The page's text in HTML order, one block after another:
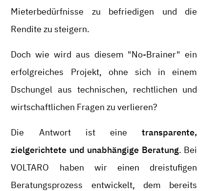
Mieterbedürfnisse zu befriedigen und die
Rendite zu steigern.
Doch wie wird aus diesem "No-Brainer" ein
erfolgreiches Projekt, ohne sich in einem
Dschungel aus technischen, rechtlichen und
wirtschaftlichen Fragen zu verlieren?
Die Antwort ist einetransparente,
zielgerichtete und unabhängige Beratung. Bei
VOLTARO haben wir einen dreistufigen
Beratungsprozess entwickelt, dem bereits